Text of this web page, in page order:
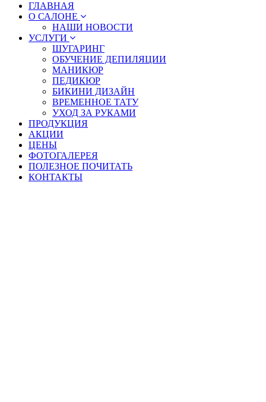
ГЛАВНАЯ
О САЛОНЕ
НАШИ НОВОСТИ
УСЛУГИ
ШУГАРИНГ
ОБУЧЕНИЕ ДЕПИЛЯЦИИ
МАНИКЮР
ПЕДИКЮР
БИКИНИ ДИЗАЙН
ВРЕМЕННОЕ ТАТУ
УХОД ЗА РУКАМИ
ПРОДУКЦИЯ
АКЦИИ
ЦЕНЫ
ФОТОГАЛЕРЕЯ
ПОЛЕЗНОЕ ПОЧИТАТЬ
КОНТАКТЫ